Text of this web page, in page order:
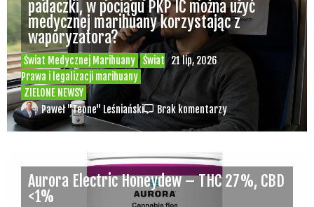
Świat Medycznej Marihuany
Świat
Prawa i legalizacji marihuany
ZIELONE NEWSY
21 lip, 2026
padaczki, w pociągu PKP IC można użyć
medycznej marihuany korzystając z
waporyzatora?
Paweł "Teone" Leśniański Brak komentarzy
Aurora Electric Honeydew – THC 27%, CBD
<1%